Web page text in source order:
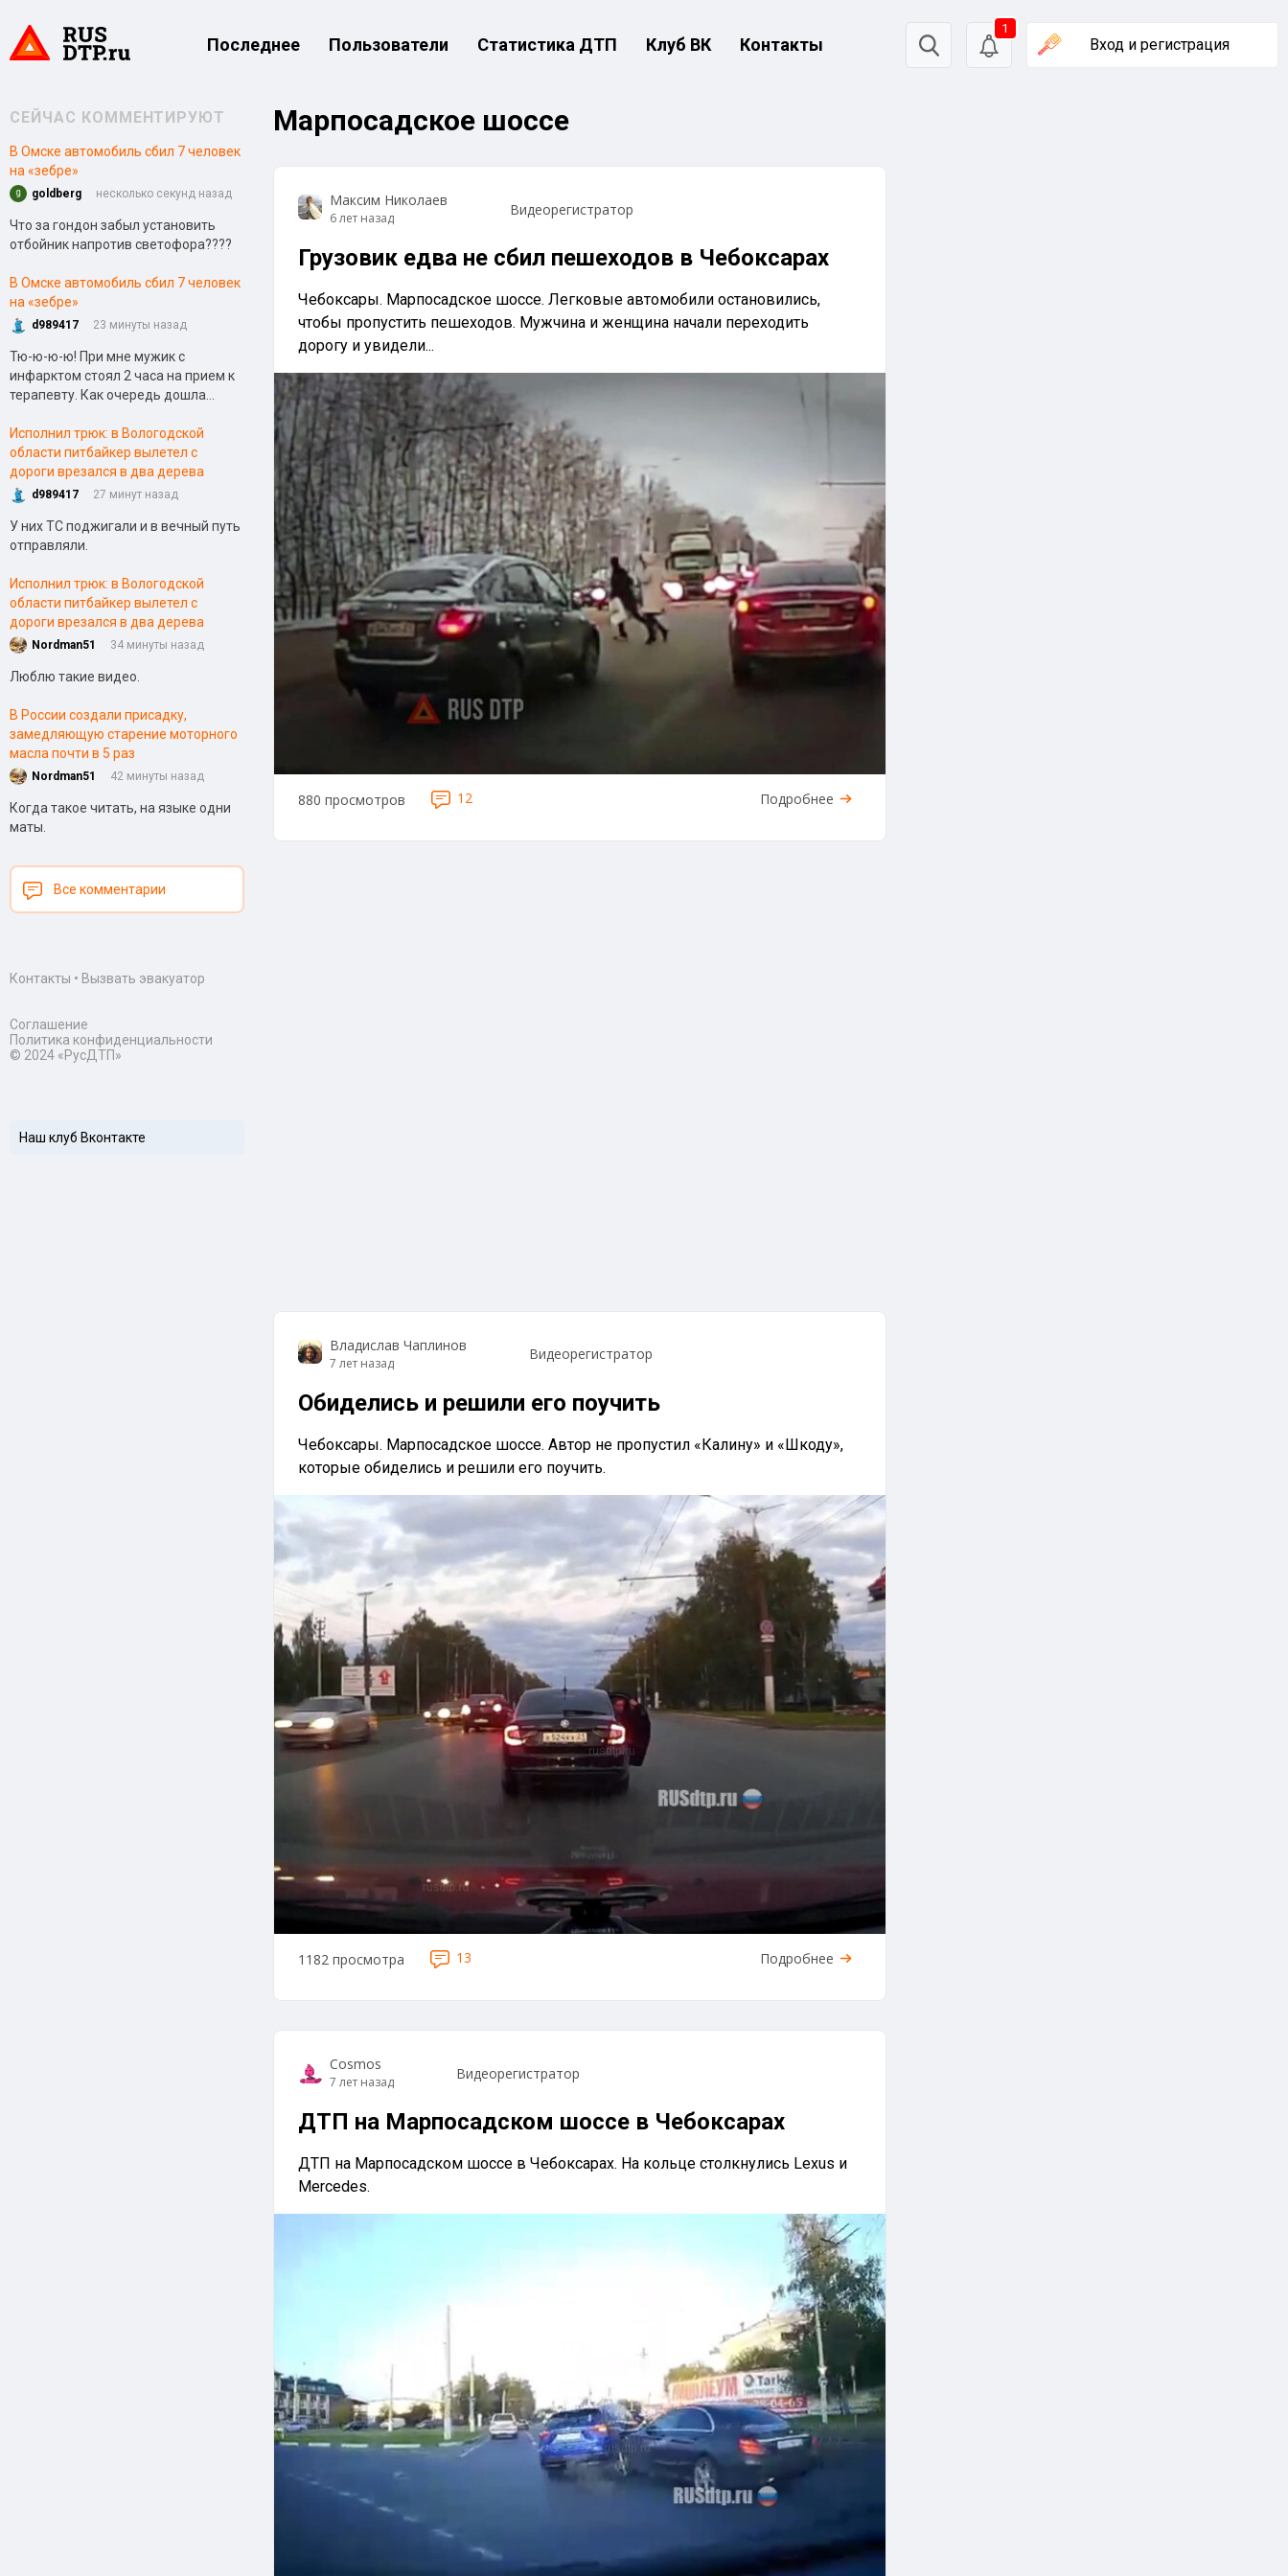
Последнее Пользователи Статистика ДТП Клуб ВК Контакты
1
Вход и регистрация
СЕЙЧАС КОММЕНТИРУЮТ
В Омске автомобиль сбил 7 человек
на «зебре»
goldberg несколько секунд назад
Что за гондон забыл установить
отбойник напротив светофора????
В Омске автомобиль сбил 7 человек
на «зебре»
d989417 23 минуты назад
Тю-ю-ю-ю! При мне мужик с
инфарктом стоял 2 часа на прием к
терапевту. Как очередь дошла...
Исполнил трюк: в Вологодской
области питбайкер вылетел с
дороги врезался в два дерева
d989417 27 минут назад
У них ТС поджигали и в вечный путь
отправляли.
Исполнил трюк: в Вологодской
области питбайкер вылетел с
дороги врезался в два дерева
Nordman51 34 минуты назад
Люблю такие видео.
В России создали присадку,
замедляющую старение моторного
масла почти в 5 раз
Nordman51 42 минуты назад
Когда такое читать, на языке одни
маты.
Все комментарии
Контакты • Вызвать эвакуатор
Соглашение
Политика конфиденциальности
© 2024 «РусДТП»
Наш клуб Вконтакте
Марпосадское шоссе
Максим Николаев
6 лет назад Видеорегистратор
Грузовик едва не сбил пешеходов в Чебоксарах
Чебоксары. Марпосадское шоссе. Легковые автомобили остановились,
чтобы пропустить пешеходов. Мужчина и женщина начали переходить
дорогу и увидели...
880 просмотров 12 Подробнее
Владислав Чаплинов
7 лет назад Видеорегистратор
Обиделись и решили его поучить
Чебоксары. Марпосадское шоссе. Автор не пропустил «Калину» и «Шкоду»,
которые обиделись и решили его поучить.
1182 просмотра 13 Подробнее
Cosmos
7 лет назад Видеорегистратор
ДТП на Марпосадском шоссе в Чебоксарах
ДТП на Марпосадском шоссе в Чебоксарах. На кольце столкнулись Lexus и
Mercedes.